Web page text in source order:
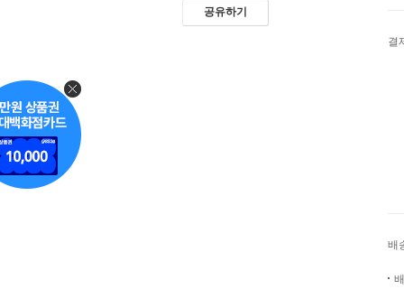
공유하기
결
배